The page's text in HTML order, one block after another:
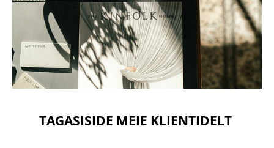
TAGASISIDE MEIE KLIENTIDELT